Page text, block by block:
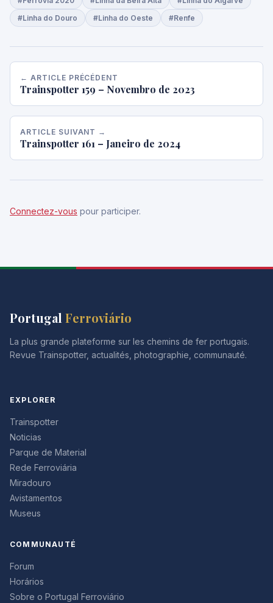
#Linha do Douro
#Linha do Oeste #Renfe
← ARTICLE PRÉCÉDENT
Trainspotter 159 – Novembro de 2023
ARTICLE SUIVANT →
Trainspotter 161 – Janeiro de 2024
Connectez-vous pour participer.
Portugal Ferroviário
La plus grande plateforme sur les chemins de fer portugais.
Revue Trainspotter, actualités, photographie, communauté.
EXPLORER
Trainspotter
Noticias
Parque de Material
Rede Ferroviária
Miradouro
Avistamentos
Museus
COMMUNAUTÉ
Forum
Horários
Sobre o Portugal Ferroviário